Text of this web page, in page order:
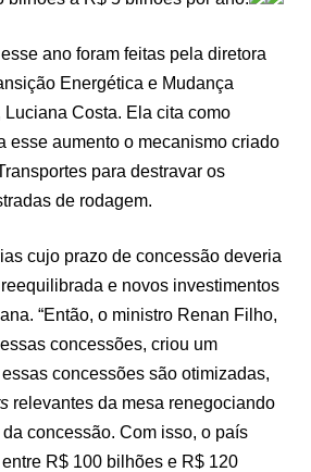
ano foram feitas pela diretora
Energética e Mudança
Costa. Ela cita como
esse aumento o mecanismo criado
para destravar os
de rodagem.
cujo prazo de concessão deveria
e novos investimentos
“Então, o ministro Renan Filho,
concessões, criou um
concessões são otimizadas,
relevantes da mesa renegociando
concessão. Com isso, o país
R$ 100 bilhões e R$ 120